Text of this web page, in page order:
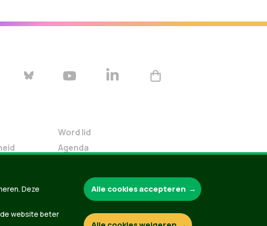
Word lid
Agenda
Verleng je lidmaatschap
Programma oktober 2024
Deze
website beter
Alle cookies accepteren